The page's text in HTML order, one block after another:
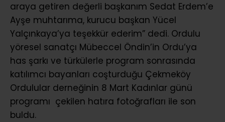
araya getiren değerli başkanım Sedat Erdem’e
Ayşe muhtarıma, kurucu başkan Yücel
Yalçınkaya’ya teşekkür ederim” dedi. Ordulu
yöresel sanatçı Mübeccel Öndin’in Ordu’ya
has şarkı ve türkülerle program sonrasında
katılımcı bayanları coşturduğu Çekmeköy
Ordulular derneğinin 8 Mart Kadınlar günü
programı çekilen hatıra fotoğrafları ile son
buldu.